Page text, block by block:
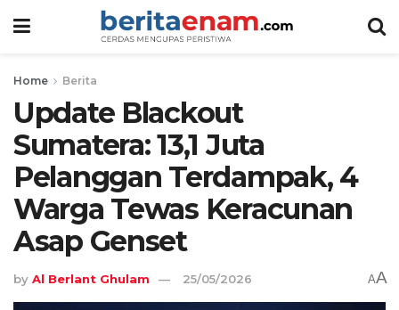
Home Berita
Update Blackout
Sumatera: 13,1 Juta
Pelanggan Terdampak, 4
Warga Tewas Keracunan
Asap Genset
by Al Berlant Ghulam 25/05/2026 AA